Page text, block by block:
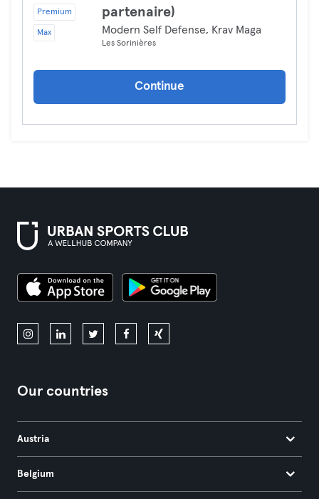
Premium
Max
partenaire)
Modern Self Defense, Krav Maga
Les Sorinières
Continue
Our countries
Austria
Belgium